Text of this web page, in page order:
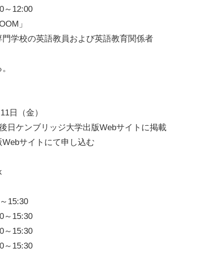
～12:00
」
学校の英語教員および英語教育関係者
日（金）
日ケンブリッジ大学出版Webサイトに掲載
サイトにて申し込む
15:30
～15:30
～15:30
～15:30